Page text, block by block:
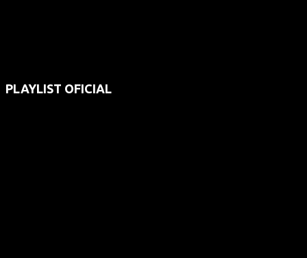
PLAYLIST OFICIAL